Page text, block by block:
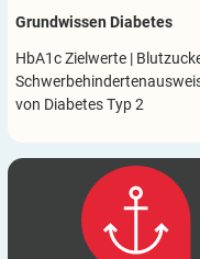
Grundwissen Diabetes
HbA1c Zielwerte |
von Diabetes Typ 2